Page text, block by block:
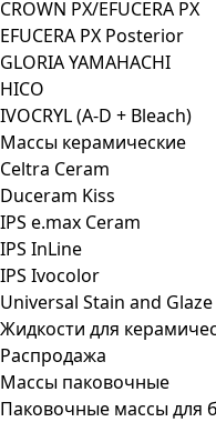
CROWN PX/EFUCERA PX
EFUCERA PX Posterior
GLORIA YAMAHACHI
HICO
IVOCRYL (A-D + Bleach)
Массы керамические
Celtra Ceram
Duceram Kiss
IPS e.max Ceram
IPS InLine
IPS Ivocolor
Universal Stain and Glaze
Жидкости для
Распродажа
Массы паковочные
Паковочные массы для